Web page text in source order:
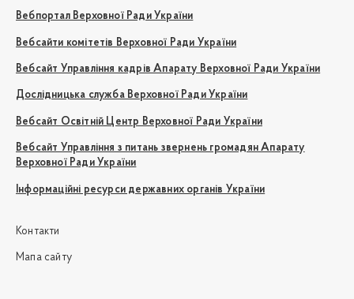
Вебпортал Верховної Ради України
Вебсайти комітетів Верховної Ради України
Вебсайт Управління кадрів Апарату Верховної Ради України
Дослідницька служба Верховної Ради України
Вебсайт Освітній Центр Верховної Ради України
Вебсайт Управління з питань звернень громадян Апарату
Верховної Ради України
Інформаційні ресурси державних органів України
Контакти
Мапа сайту